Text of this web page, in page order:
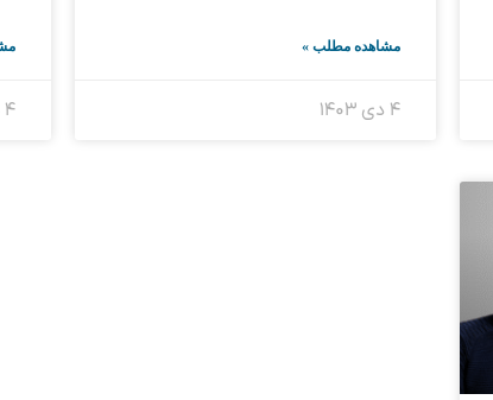
مشاهده مطلب »
۴ دی ۱۴۰۳ ۴ دی ۱۴۰۳